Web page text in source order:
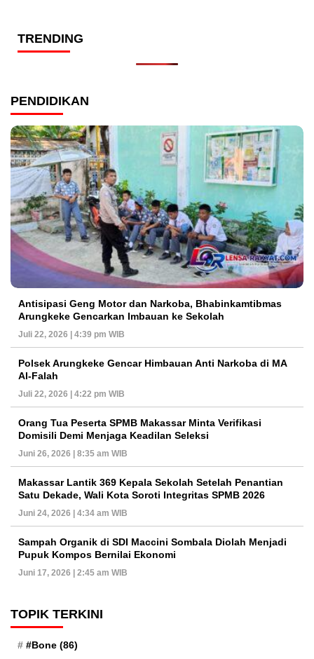
TRENDING
PENDIDIKAN
Antisipasi Geng Motor dan Narkoba, Bhabinkamtibmas
Arungkeke Gencarkan Imbauan ke Sekolah
Juli 22, 2026 | 4:39 pm WIB
Polsek Arungkeke Gencar Himbauan Anti Narkoba di MA
Al-Falah
Juli 22, 2026 | 4:22 pm WIB
Orang Tua Peserta SPMB Makassar Minta Verifikasi
Domisili Demi Menjaga Keadilan Seleksi
Juni 26, 2026 | 8:35 am WIB
Makassar Lantik 369 Kepala Sekolah Setelah Penantian
Satu Dekade, Wali Kota Soroti Integritas SPMB 2026
Juni 24, 2026 | 4:34 am WIB
Sampah Organik di SDI Maccini Sombala Diolah Menjadi
Pupuk Kompos Bernilai Ekonomi
Juni 17, 2026 | 2:45 am WIB
TOPIK TERKINI
#Bone (86)